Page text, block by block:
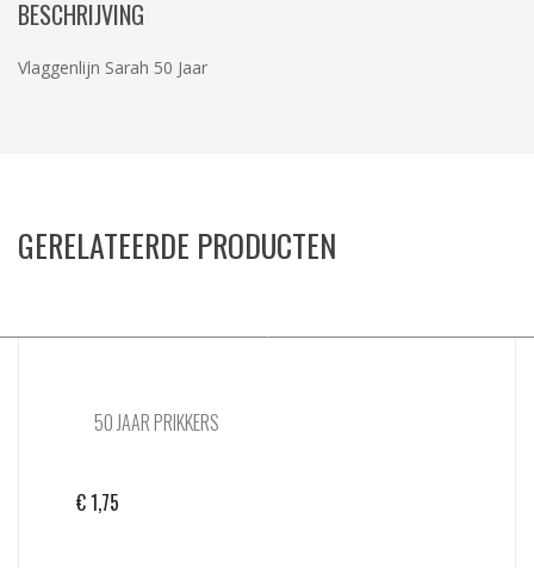
BESCHRIJVING
Vlaggenlijn Sarah 50 Jaar
GERELATEERDE PRODUCTEN
50 JAAR PRIKKERS
€1,75